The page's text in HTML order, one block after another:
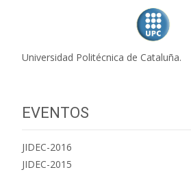
Universidad Politécnica de Cataluña.
EVENTOS
JIDEC-2016
JIDEC-2015